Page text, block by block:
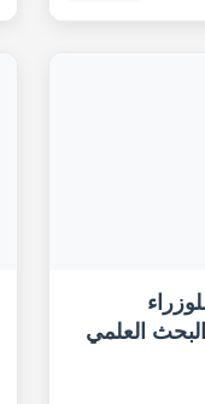
المؤتمر السابع (7) للوزراء
العلمي